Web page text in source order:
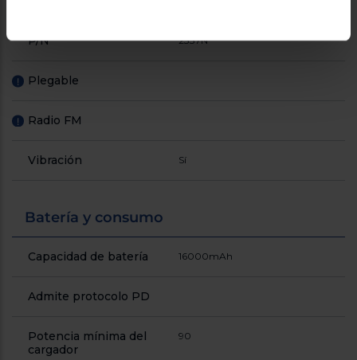
P/N 2337N
! Plegable
! Radio FM
Vibración Sí
Batería y consumo
Capacidad de batería 16000mAh
Admite protocolo PD
Potencia mínima del
cargador
90